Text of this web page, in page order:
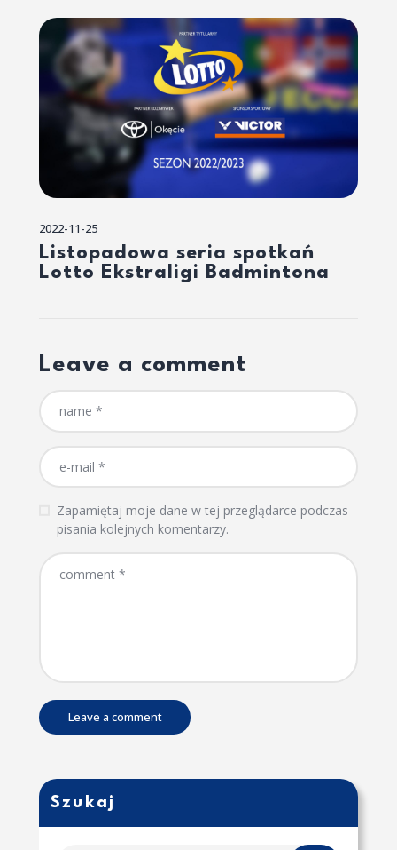
2022-11-25
Listopadowa seria spotkań
Lotto Ekstraligi Badmintona
Leave a comment
Zapamiętaj moje dane w tej przeglądarce podczas
pisania kolejnych komentarzy.
Szukaj